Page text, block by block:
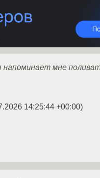
мне
14:25:44 +00:00)